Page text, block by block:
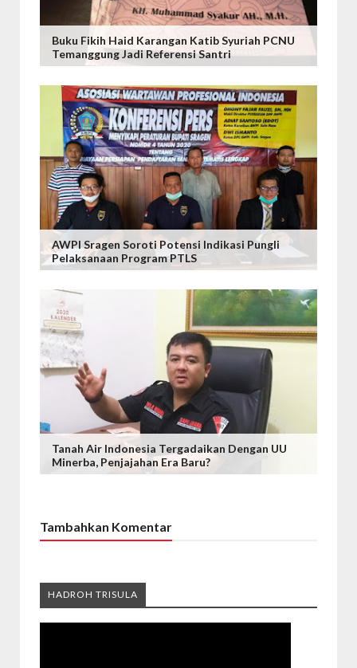
Buku Fikih Haid Karangan Katib Syuriah PCNU
Temanggung Jadi Referensi Santri
AWPI Sragen Soroti Potensi Indikasi Pungli
Pelaksanaan Program PTLS
Tanah Air Indonesia Tergadaikan Dengan UU
Minerba, Penjajahan Era Baru?
Tambahkan Komentar
HADROH TRISULA